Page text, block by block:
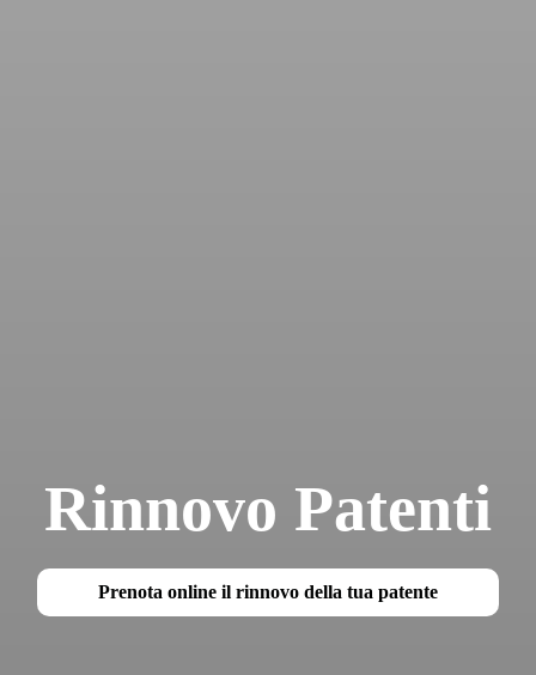
Rinnovo Patenti
Prenota online il rinnovo della tua patente